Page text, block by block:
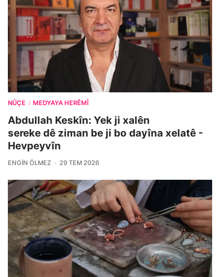
NÛÇE / MEDYAYA HERÊMÎ
Abdullah Keskîn: Yek ji xalên
sereke dê ziman be ji bo dayîna xelatê -
Hevpeyvîn
ENGIN ÖLMEZ 29 TEM 2026